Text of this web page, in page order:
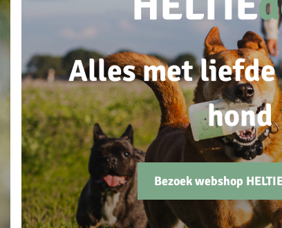
Alles met
hond
Bezoek webshop